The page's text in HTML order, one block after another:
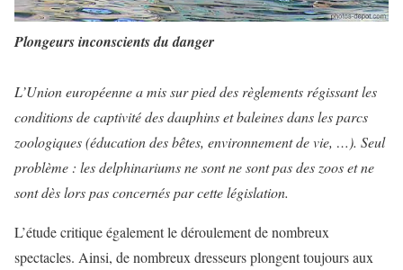
Plongeurs inconscients du danger
L’Union européenne a mis sur pied des règlements régissant les
conditions de captivité des dauphins et baleines dans les parcs
zoologiques (éducation des bêtes, environnement de vie, …). Seul
problème : les delphinariums ne sont ne sont pas des zoos et ne
sont dès lors pas concernés par cette législation.
L’étude critique également le déroulement de nombreux
spectacles. Ainsi, de nombreux dresseurs plongent toujours aux